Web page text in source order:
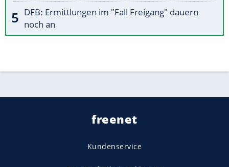
DFB: Ermittlungen im "Fall Freigang" dauern
noch an
freenet
Kundenservice